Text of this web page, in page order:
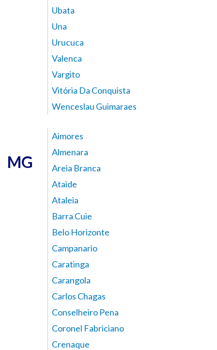
Ubata
Una
Urucuca
Valenca
Vargito
Vitória Da Conquista
Wenceslau Guimaraes
MG
Aimores
Almenara
Areia Branca
Ataide
Ataleia
Barra Cuie
Belo Horizonte
Campanario
Caratinga
Carangola
Carlos Chagas
Conselheiro Pena
Coronel Fabriciano
Crenaque